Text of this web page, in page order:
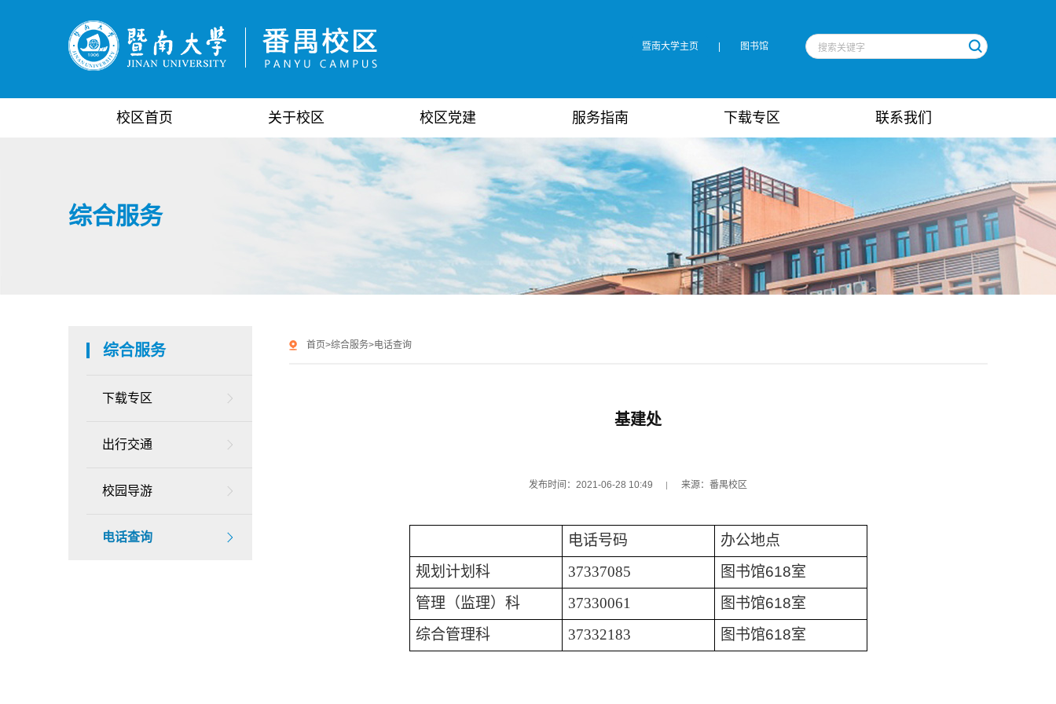
暨南大学主页 图书馆
校区首页 关于校区 校区党建 服务指南 下载专区 联系我们
综合服务
综合服务
下载专区
出行交通
校园导游
电话查询
首页>综合服务>电话查询
基建处
发布时间：2021-06-28 10:49 来源：番禺校区
电话号码
办公地点
规划计划科
37337085 图书馆618室
管理（监理）科
37330061 图书馆618室
综合管理科
37332183 图书馆618室